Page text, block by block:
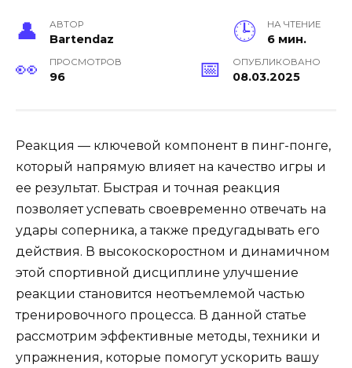
АВТОР
Bartendaz
НА ЧТЕНИЕ
6 мин.
ПРОСМОТРОВ
96
ОПУБЛИКОВАНО
08.03.2025
Реакция — ключевой компонент в пинг-понге,
который напрямую влияет на качество игры и
ее результат. Быстрая и точная реакция
позволяет успевать своевременно отвечать на
удары соперника, а также предугадывать его
действия. В высокоскоростном и динамичном
этой спортивной дисциплине улучшение
реакции становится неотъемлемой частью
тренировочного процесса. В данной статье
рассмотрим эффективные методы, техники и
упражнения, которые помогут ускорить вашу